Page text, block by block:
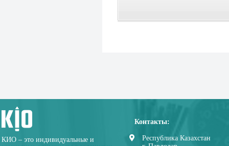
КИО – это индивидуальные и
Контакты:
Республика Казахстан